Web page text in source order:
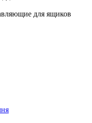
для ящиков